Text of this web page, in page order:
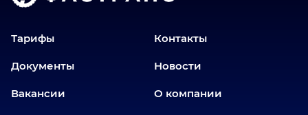
Еманжелинск
Заводоуковск
Златоуст
Тарифы Контакты
Документы Новости
Вакансии О компании